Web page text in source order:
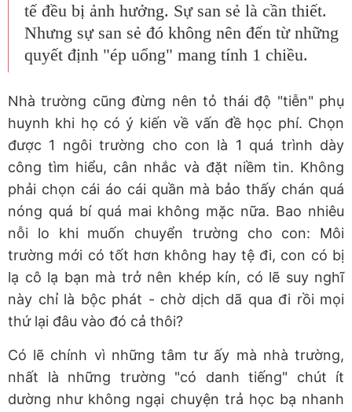
tế đều bị ảnh hưởng. Sự san sẻ là cần thiết.
Nhưng sự san sẻ đó không nên đến từ những
quyết định "ép uổng" mang tính 1 chiều.
Nhà trường cũng đừng nên tỏ thái độ "tiễn" phụ
huynh khi họ có ý kiến về vấn đề học phí. Chọn
được 1 ngôi trường cho con là 1 quá trình dày
công tìm hiểu, cân nhắc và đặt niềm tin. Không
phải chọn cái áo cái quần mà bảo thấy chán quá
nóng quá bí quá mai không mặc nữa. Bao nhiêu
nỗi lo khi muốn chuyển trường cho con: Môi
trường mới có tốt hơn không hay tệ đi, con có bị
lạ cô lạ bạn mà trở nên khép kín, có lẽ suy nghĩ
này chỉ là bộc phát - chờ dịch dã qua đi rồi mọi
thứ lại đâu vào đó cả thôi?
Có lẽ chính vì những tâm tư ấy mà nhà trường,
nhất là những trường "có danh tiếng" chút ít
dường như không ngại chuyện trả học bạ nhanh